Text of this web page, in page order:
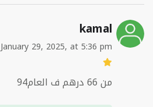
kamal
January 29, 2025, at 5:36 pm
من 66 درهم ف العام94